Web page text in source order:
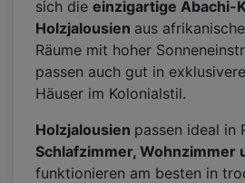
sich die einzigartige Abachi-
Holzjalousien aus
Räume mit hoher
passen auch gut in
Häuser im Kolonialstil.
Holzjalousien passen ideal in
Schlafzimmer, Wohnzimmer
funktionieren am besten in